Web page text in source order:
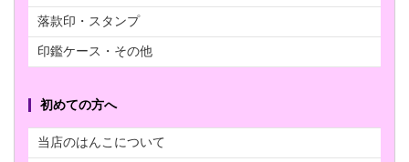
落款印・スタンプ
印鑑ケース・その他
初めての方へ
当店のはんこについて